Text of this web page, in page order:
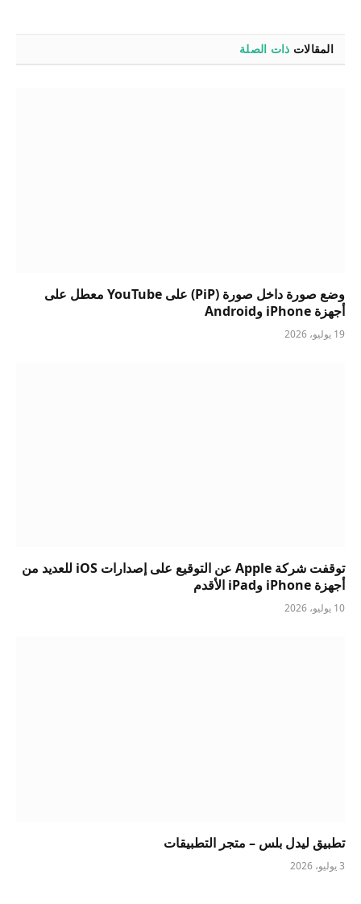
المقالات ذات الصلة
وضع صورة داخل صورة (PiP) على YouTube معطل على
أجهزة iPhone وAndroid
19 يوليو، 2026
توقفت شركة Apple عن التوقيع على إصدارات iOS للعديد من
أجهزة iPhone وiPad الأقدم
10 يوليو، 2026
تطبيق ليدل بلس – متجر التطبيقات
3 يوليو، 2026